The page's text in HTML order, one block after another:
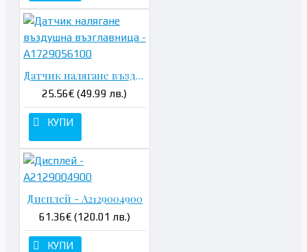
Датчик налягане въздушна възглавница - A1729056100
25.56€ (49.99 лв.)
КУПИ
Дисплей - A2129004900
61.36€ (120.01 лв.)
КУПИ